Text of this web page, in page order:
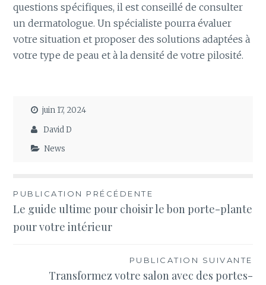
questions spécifiques, il est conseillé de consulter
un dermatologue. Un spécialiste pourra évaluer
votre situation et proposer des solutions adaptées à
votre type de peau et à la densité de votre pilosité.
juin 17, 2024
David D
News
Navigation
de
l’article
PUBLICATION PRÉCÉDENTE
Le guide ultime pour choisir le bon porte-plante
pour votre intérieur
PUBLICATION SUIVANTE
Transformez votre salon avec des portes-